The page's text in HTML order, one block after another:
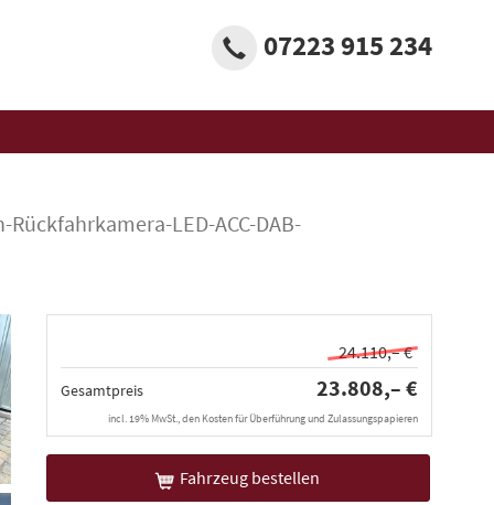
07223 915 234
LED-ACC-DAB-
24.110,– €
Gesamtpreis 23.808,– €
incl. 19% MwSt., den Kosten für Überführung und Zulassungspapieren
Fahrzeug bestellen